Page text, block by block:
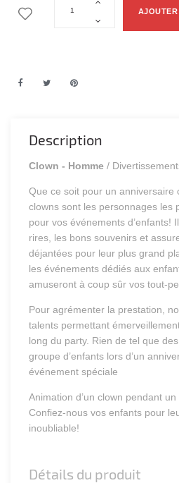
Description
Clown - Homme /
Que ce soit pour un anniversaire
clowns sont les personnages les
pour vos événements d’enfants!
rires, les bons souvenirs et
déjantées pour leur plus grand
les événements dédiés aux
amuseront à coup sûr vos tout-
Pour agrémenter la prestation,
talents permettant
long du party. Rien de tel que
groupe d’enfants lors d’un
événement spéciale
Animation d’un clown pendant
Confiez-nous vos enfants pour
inoubliable!
Détails du produit